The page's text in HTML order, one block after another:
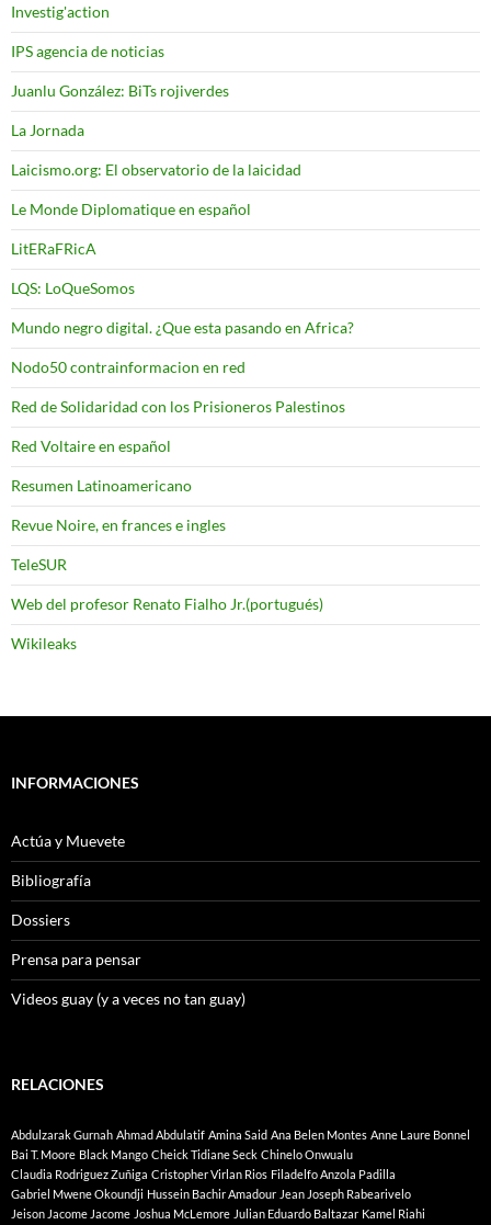
Investig'action
IPS agencia de noticias
Juanlu González: BiTs rojiverdes
La Jornada
Laicismo.org: El observatorio de la laicidad
Le Monde Diplomatique en español
LitERaFRicA
LQS: LoQueSomos
Mundo negro digital. ¿Que esta pasando en Africa?
Nodo50 contrainformacion en red
Red de Solidaridad con los Prisioneros Palestinos
Red Voltaire en español
Resumen Latinoamericano
Revue Noire, en frances e ingles
TeleSUR
Web del profesor Renato Fialho Jr.(portugués)
Wikileaks
INFORMACIONES
Actúa y Muevete
Bibliografía
Dossiers
Prensa para pensar
Videos guay (y a veces no tan guay)
RELACIONES
Abdulzarak Gurnah Ahmad Abdulatif Amina Said Ana Belen Montes Anne Laure Bonnel
Bai T. Moore Black Mango Cheick Tidiane Seck Chinelo Onwualu
Claudia Rodriguez Zuñiga Cristopher Virlan Rios Filadelfo Anzola Padilla
Gabriel Mwene Okoundji Hussein Bachir Amadour Jean Joseph Rabearivelo
Jeison Jacome Jacome Joshua McLemore Julian Eduardo Baltazar Kamel Riahi